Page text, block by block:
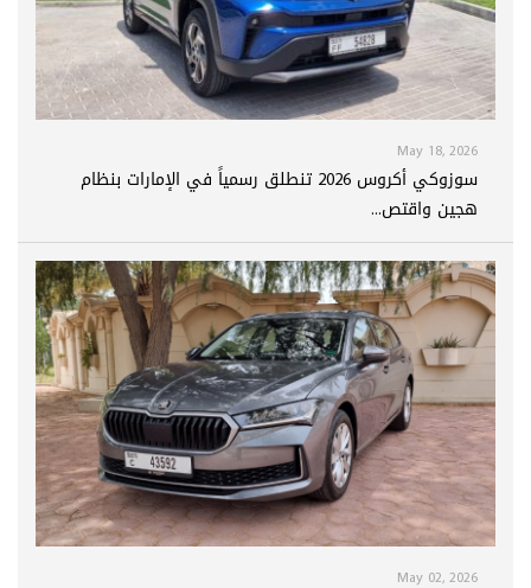
May 18, 2026
سوزوكي أكروس 2026 تنطلق رسمياً في الإمارات بنظام
هجين واقتص...
May 02, 2026